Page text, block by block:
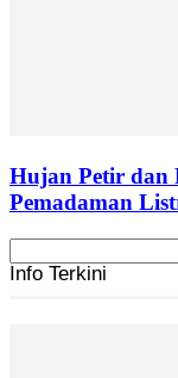
Hujan Petir dan
Pemadaman
Info Terkini